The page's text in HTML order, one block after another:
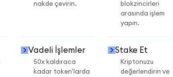
nakde çevirin.
blokzincirleri
arasında işlem
yapın.
Vadeli İşlemler
50x kaldıraca
kadar token'larda
Stake Et
Kriptonuzu
değerlendirin ve